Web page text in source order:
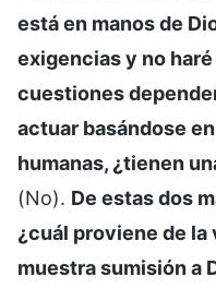
está en manos de
exigencias y no
cuestiones
actuar basándose
humanas, ¿tienen
(No). De estas dos
¿cuál proviene de
muestra sumisión a